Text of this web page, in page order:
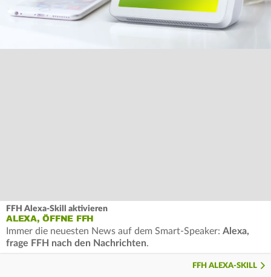
FFH Alexa-Skill aktivieren
ALEXA, ÖFFNE FFH
Immer die neuesten News auf dem Smart-Speaker: Alexa,
frage FFH nach den Nachrichten.
FFH ALEXA-SKILL